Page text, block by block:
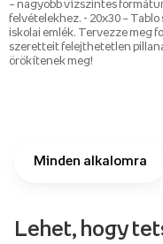
– nagyobb vízszintes
felvételekhez. - 20x30 –
iskolai emlék. Tervezze meg
szeretteit felejthetetlen
örökítenek meg!
Minden alkalomra
Lehet, hogy